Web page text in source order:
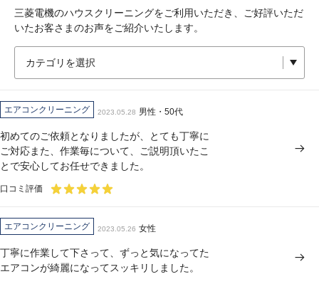
三菱電機のハウスクリーニングをご利用いただき、ご好評いただ
いたお客さまのお声をご紹介いたします。
エアコンクリーニング 2023.05.28 男性・50代
初めてのご依頼となりましたが、とても丁寧に
ご対応また、作業毎について、ご説明頂いたこ
とで安心してお任せできました。
口コミ評価
エアコンクリーニング 2023.05.26 女性
丁寧に作業して下さって、ずっと気になってた
エアコンが綺麗になってスッキリしました。